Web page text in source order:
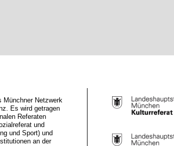
Netzwerk
Es wird getragen
Referaten
und
und Sport) und
an der